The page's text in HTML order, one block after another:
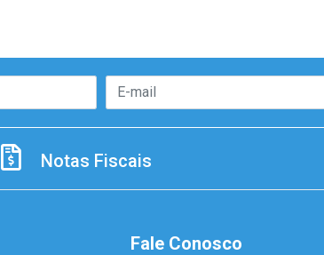
Notas Fiscais
Fale Conosco